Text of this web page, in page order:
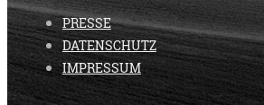
PRESSE
DATENSCHUTZ
IMPRESSUM